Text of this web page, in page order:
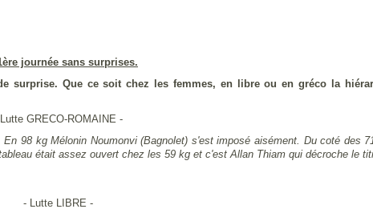
journée sans surprises.
surprise. Que ce soit chez les femmes, en libre ou en gréco la
GRECO-ROMAINE -
98 kg Mélonin Noumonvi (Bagnolet) s'est imposé aisément. Du coté des
était assez ouvert chez les 59 kg et c'est Allan Thiam qui décroche le
- Lutte LIBRE -